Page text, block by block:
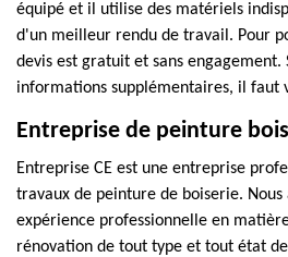
équipé et il utilise des matériels
d'un meilleur rendu de travail. Pour
devis est gratuit et sans engagement.
informations supplémentaires, il faut
Entreprise de peinture
Entreprise CE est une entreprise
travaux de peinture de boiserie. Nous
expérience professionnelle en
rénovation de tout type et tout état